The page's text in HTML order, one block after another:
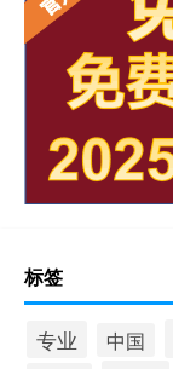
标签
专业 中国